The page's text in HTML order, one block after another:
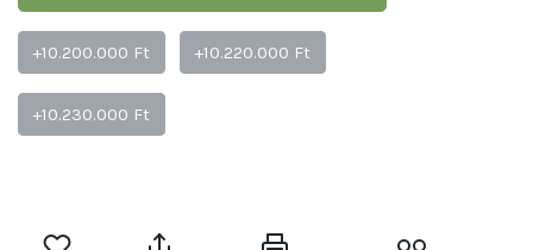
+10.200.000 Ft +10.220.000 Ft
+10.230.000 Ft